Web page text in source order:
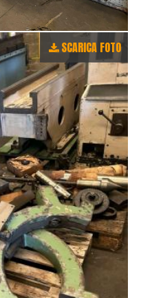
SCARICA FOTO